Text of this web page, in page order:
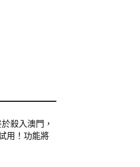
殺入澳門，
用！功能將